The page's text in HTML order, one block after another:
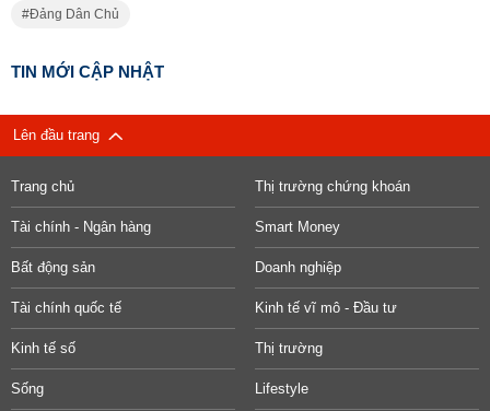
Đảng Dân Chủ
TIN MỚI CẬP NHẬT
Lên đầu trang
Trang chủ Thị trường chứng khoán
Tài chính - Ngân hàng Smart Money
Bất động sản Doanh nghiệp
Tài chính quốc tế Kinh tế vĩ mô - Đầu tư
Kinh tế số Thị trường
Sống Lifestyle